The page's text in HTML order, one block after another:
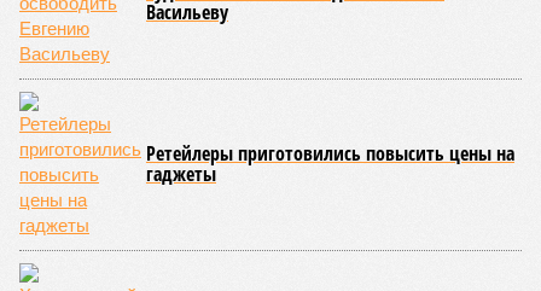
банкрот Seven Suns Development, та же
схема достройки через Capital Group осенью 2024 года, но
за прошедшие два года результатов, по словам дольщиков,
практически не видно. По
порталов, первую очередь ЖК строители обещают сдать к
декабрю 2026 г., вторую – к марту 2028-го. Но никто при
этом из кураторов стройки не задается вопросом: как эти
сроки должны материализоваться? На строительной
площадке, по свидетельствам дольщиков, регулярно
бывающих у забора, какая-либо техника отсутствует. Ни
бетононасосов, ни работающих кранов, ни признаков